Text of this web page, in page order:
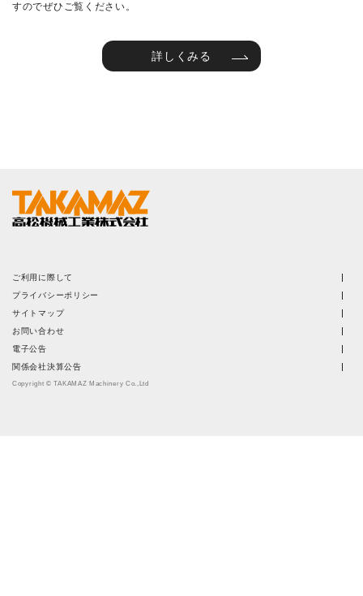
すのでぜひご覧ください。
詳しくみる
ご利用に際して
プライバシーポリシー
サイトマップ
お問い合わせ
電子公告
関係会社決算公告
Copyright © TAKAMAZ Machinery Co.,Ltd